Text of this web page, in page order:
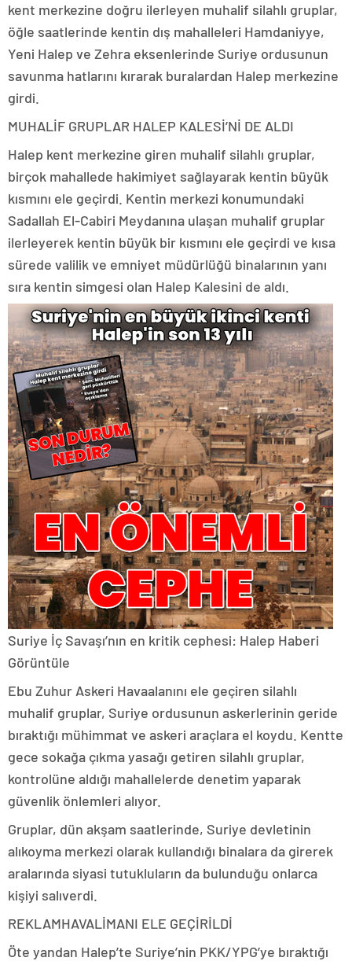
kent merkezine doğru ilerleyen muhalif silahlı gruplar,
öğle saatlerinde kentin dış mahalleleri Hamdaniyye,
Yeni Halep ve Zehra eksenlerinde Suriye ordusunun
savunma hatlarını kırarak buralardan Halep merkezine
girdi.
MUHALİF GRUPLAR HALEP KALESİ’Nİ DE ALDI
Halep kent merkezine giren muhalif silahlı gruplar,
birçok mahallede hakimiyet sağlayarak kentin büyük
kısmını ele geçirdi. Kentin merkezi konumundaki
Sadallah El-Cabiri Meydanına ulaşan muhalif gruplar
ilerleyerek kentin büyük bir kısmını ele geçirdi ve kısa
sürede valilik ve emniyet müdürlüğü binalarının yanı
sıra kentin simgesi olan Halep Kalesini de aldı.
Suriye İç Savaşı’nın en kritik cephesi: Halep Haberi
Görüntüle
Ebu Zuhur Askeri Havaalanını ele geçiren silahlı
muhalif gruplar, Suriye ordusunun askerlerinin geride
bıraktığı mühimmat ve askeri araçlara el koydu. Kentte
gece sokağa çıkma yasağı getiren silahlı gruplar,
kontrolüne aldığı mahallelerde denetim yaparak
güvenlik önlemleri alıyor.
Gruplar, dün akşam saatlerinde, Suriye devletinin
alıkoyma merkezi olarak kullandığı binalara da girerek
aralarında siyasi tutukluların da bulunduğu onlarca
kişiyi salıverdi.
REKLAMHAVALİMANI ELE GEÇİRİLDİ
Öte yandan Halep’te Suriye’nin PKK/YPG’ye bıraktığı